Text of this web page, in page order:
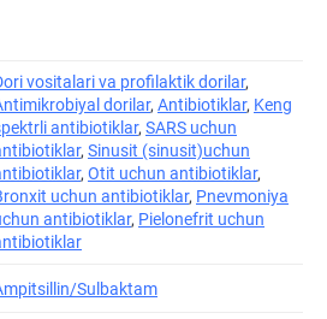
vositalari va profilaktik dorilar,
dorilar, Antibiotiklar, Keng
antibiotiklar, SARS uchun
, Sinusit (sinusit)uchun
, Otit uchun antibiotiklar,
uchun antibiotiklar, Pnevmoniya
antibiotiklar, Pielonefrit uchun
Sulbaktam